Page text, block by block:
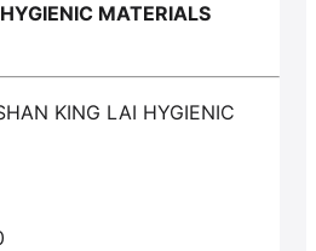
MATERIALS
KING LAI HYGIENIC